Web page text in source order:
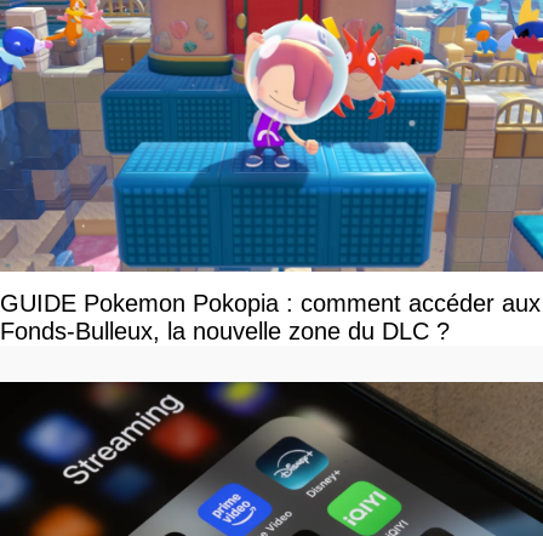
GUIDE Pokemon Pokopia : comment accéder aux
Fonds-Bulleux, la nouvelle zone du DLC ?